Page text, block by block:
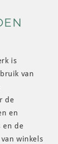
is
van
de
en
en de
winkels